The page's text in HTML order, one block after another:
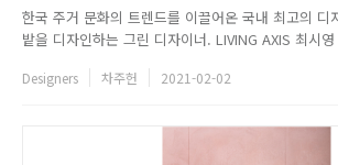
한국 주거 문화의 트렌드를 이끌어온 국내 최고의 디
밭을 디자인하는 그린 디자이너. LIVING AXIS 최시
상을 높인 공로를 인정 받아 산업포장/대통령상을 수
Designers 차주헌 2021-02-02